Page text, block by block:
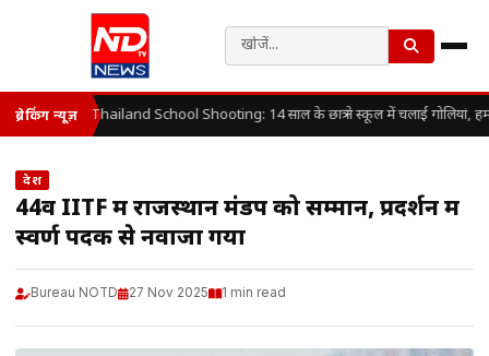
ब्रेकिंग न्यूज़ Thailand School Shooting: 14 साल के छात्र ने स्कूल में चलाई गोलियां,
देश
44वें IITF में राजस्थान मंडप को सम्मान, प्रदर्शन में
स्वर्ण पदक से नवाजा गया
Bureau NOTD 27 Nov 2025 1 min read